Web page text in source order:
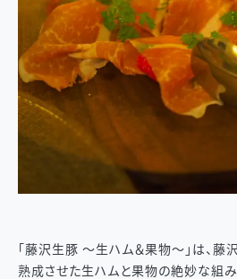
「藤沢生豚 ～生ハム＆果物～」は、
熟成させた生ハムと果物の絶妙な組み